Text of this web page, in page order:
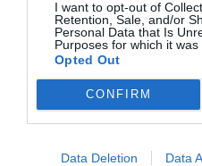
I want to opt-out of
Retention, Sale, and/or
Personal Data that Is
Purposes for which it was
Opted Out
CONFIRM
Data Deletion Data
Αποστολή